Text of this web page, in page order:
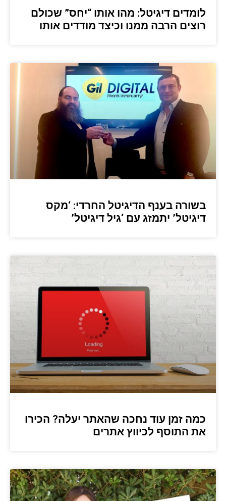
לומדים דיגיטל: מהו אותו “יחס” שכולם
רוצים הרבה ממנו וכיצד מודדים אותו
בשורה בענף הדיגיטל החרדי: ‘מקס
דיגיטל’ יתמזג עם ‘גיל דיגיטל’
כמה זמן עוד נחכה שהאתר יעלה? הכירו
את התוסף לכיווץ אתרים